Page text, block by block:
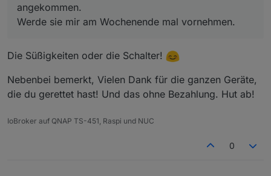
angekommen.
Werde sie mir am Wochenende mal vornehmen.
Die Süßigkeiten oder die Schalter!
Nebenbei bemerkt, Vielen Dank für die ganzen Geräte,
die du gerettet hast! Und das ohne Bezahlung. Hut ab!
IoBroker auf QNAP TS-451, Raspi und NUC
0